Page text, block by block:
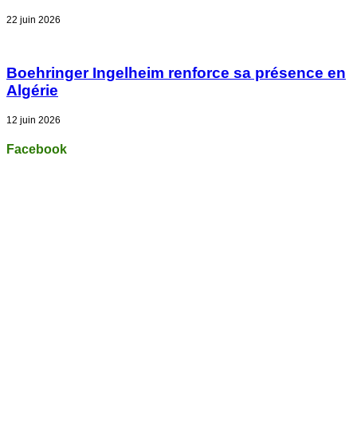
22 juin 2026
Boehringer Ingelheim renforce sa présence en
Algérie
12 juin 2026
Facebook